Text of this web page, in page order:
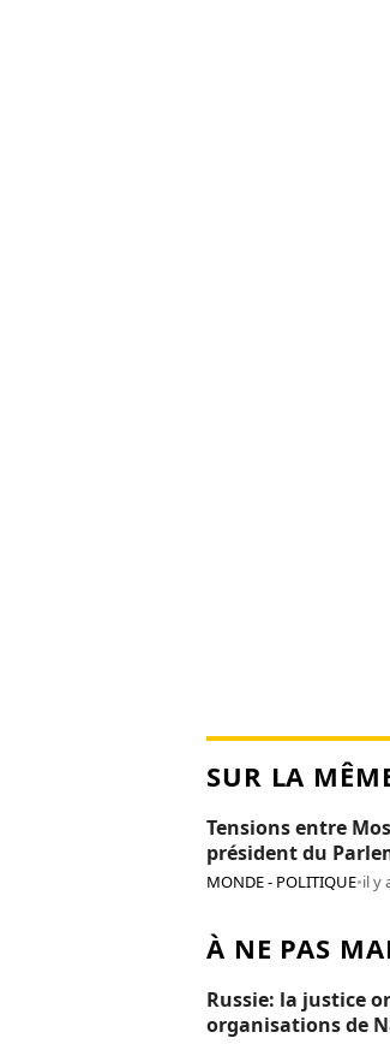
SUR LA
Tensions entre
président du
persona non grata
MONDE - POLITIQUE•il y
À NE PAS
Russie: la justice
organisations de